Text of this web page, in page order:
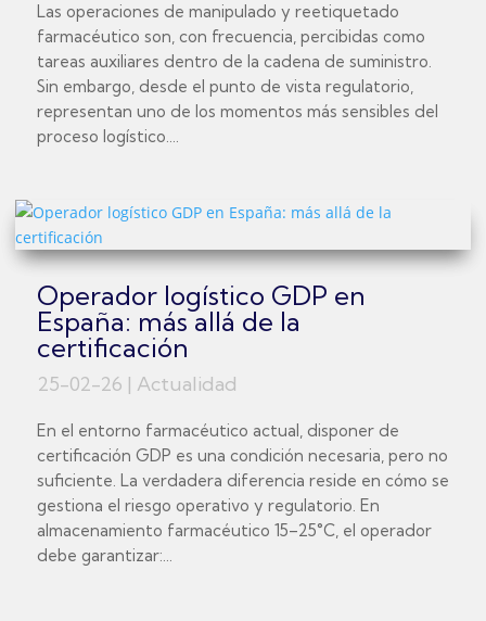
Las operaciones de manipulado y reetiquetado
farmacéutico son, con frecuencia, percibidas como
tareas auxiliares dentro de la cadena de suministro.
Sin embargo, desde el punto de vista regulatorio,
representan uno de los momentos más sensibles del
proceso logístico....
Operador logístico GDP en
España: más allá de la
certificación
25-02-26 | Actualidad
En el entorno farmacéutico actual, disponer de
certificación GDP es una condición necesaria, pero no
suficiente. La verdadera diferencia reside en cómo se
gestiona el riesgo operativo y regulatorio. En
almacenamiento farmacéutico 15–25°C, el operador
debe garantizar:...